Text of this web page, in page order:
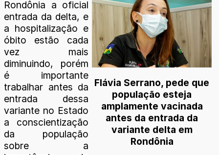
Flávia Serrano, pede que
população esteja
amplamente vacinada
antes da entrada da
variante delta em
Rondônia
Rondônia a oficial
entrada da delta, e
a hospitalização e
óbito estão cada
vez mais
diminuindo, porém
é importante
trabalhar antes da
entrada dessa
variante no Estado
a conscientização
da população
sobre a